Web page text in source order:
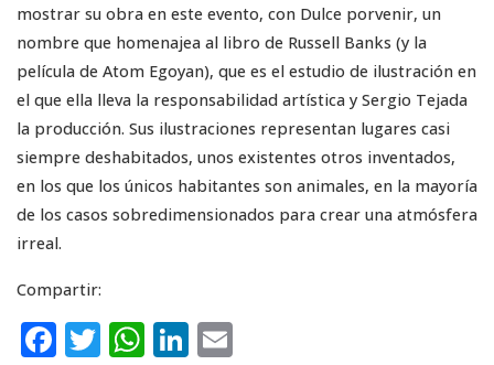
mostrar su obra en este evento, con Dulce porvenir, un
nombre que homenajea al libro de Russell Banks (y la
película de Atom Egoyan), que es el estudio de ilustración en
el que ella lleva la responsabilidad artística y Sergio Tejada
la producción. Sus ilustraciones representan lugares casi
siempre deshabitados, unos existentes otros inventados,
en los que los únicos habitantes son animales, en la mayoría
de los casos sobredimensionados para crear una atmósfera
irreal.
Compartir:
F T W Li